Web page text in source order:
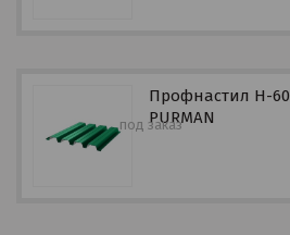
Профнастил Н-
PURMAN
под заказ